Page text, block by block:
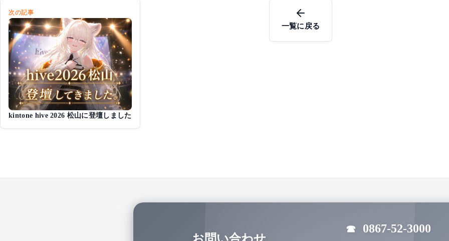
次の記事
kintone hive 2026 松山に登壇しました
一覧に戻る
☎ 0867-52-3000